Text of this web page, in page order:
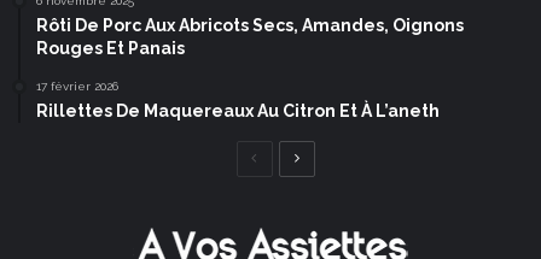
Rôti De Porc Aux Abricots Secs, Amandes, Oignons
Rouges Et Panais
17 février 2026
Rillettes De Maquereaux Au Citron Et À L’aneth
Page